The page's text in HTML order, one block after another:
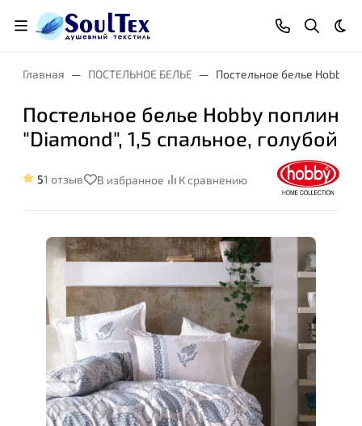
Главная ПОСТЕЛЬНОЕ БЕЛЬЕ Постельное белье Hobby
Постельное белье Hobby поплин
"Diamond", 1,5 спальное, голубой
51 отзыв В избранное К сравнению